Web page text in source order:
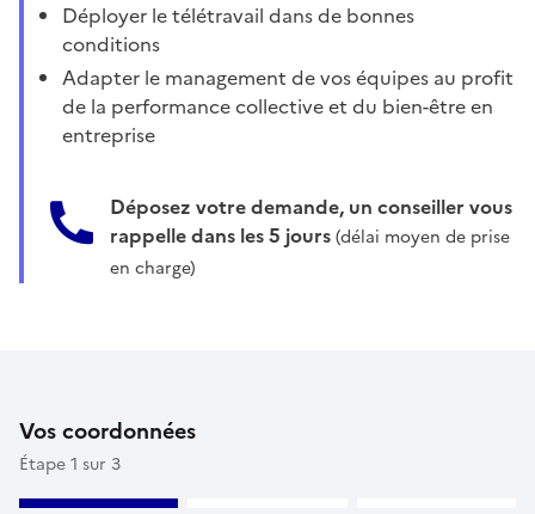
Déployer le télétravail dans de bonnes
conditions
Adapter le management de vos équipes au profit
de la performance collective et du bien-être en
entreprise
Déposez votre demande, un conseiller vous
rappelle dans les 5 jours(délai moyen de prise
en charge)
Étape 1 sur 3
Vos coordonnées